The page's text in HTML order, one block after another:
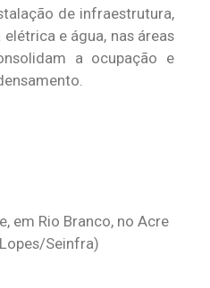
de infraestrutura,
e água, nas áreas
a ocupação e
em Rio Branco, no Acre
Seinfra)